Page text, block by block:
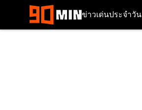
ข่าวเด่นประจำวัน